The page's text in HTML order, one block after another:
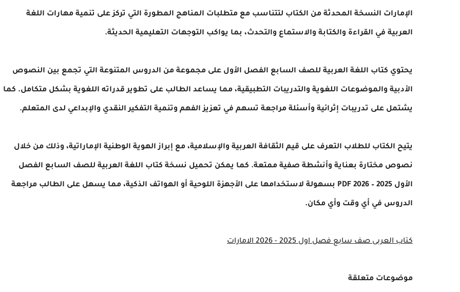
الإمارات النسخة المحدثة من الكتاب لتتناسب مع متطلبات المناهج المطورة التي تركز على تنمية مهارات اللغة
العربية في القراءة والكتابة والاستماع والتحدث، بما يواكب التوجهات التعليمية الحديثة.
يحتوي كتاب اللغة العربية للصف السابع الفصل الأول على مجموعة من الدروس المتنوعة التي تجمع بين النصوص
الأدبية والموضوعات اللغوية والتدريبات التطبيقية، مما يساعد الطالب على تطوير قدراته اللغوية بشكل متكامل. كما
يشتمل على تدريبات إثرائية وأسئلة مراجعة تسهم في تعزيز الفهم وتنمية التفكير النقدي والإبداعي لدى المتعلم.
يتيح الكتاب للطلاب التعرف على قيم الثقافة العربية والإسلامية، مع إبراز الهوية الوطنية الإماراتية، وذلك من خلال
نصوص مختارة بعناية وأنشطة صفية ممتعة. كما يمكن تحميل نسخة كتاب اللغة العربية للصف السابع الفصل
الأول 2025 – 2026 PDF بسهولة لاستخدامها على الأجهزة اللوحية أو الهواتف الذكية، مما يسهل على الطالب مراجعة
الدروس في أي وقت وأي مكان.
كتاب العربى صف سابع فصل اول 2025 - 2026 الامارات
موضوعات متعلقة